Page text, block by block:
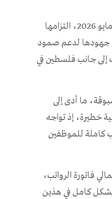
وأكدت اليابان حسب بيان للقنصلية اليابانية اليوم الاثنين الموافق لـ 11 مايو 2026، التزامها
جهودها لدعم صمود
إلى جانب فلسطين في
ما أدى إلى
تداعيات مالية خطيرة، إذ تواجه
كاملة للموظفين
اللذان يشكلان معًا حوالي 60% من إجمالي فاتورة الرواتب،
بشكل كامل في هذين